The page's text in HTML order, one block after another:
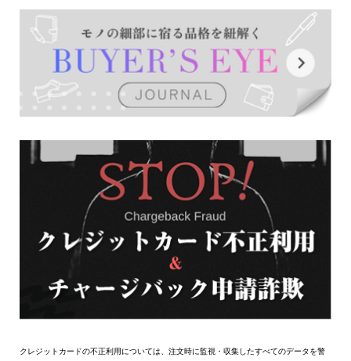
クレジットカードの不正利用については、注文時に監視・収集したすべてのデータを警